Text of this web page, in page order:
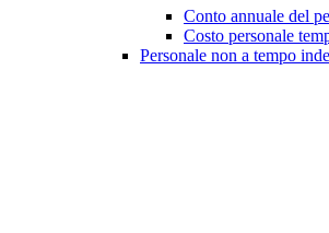
Conto annuale del
Costo personale
Personale non a tempo